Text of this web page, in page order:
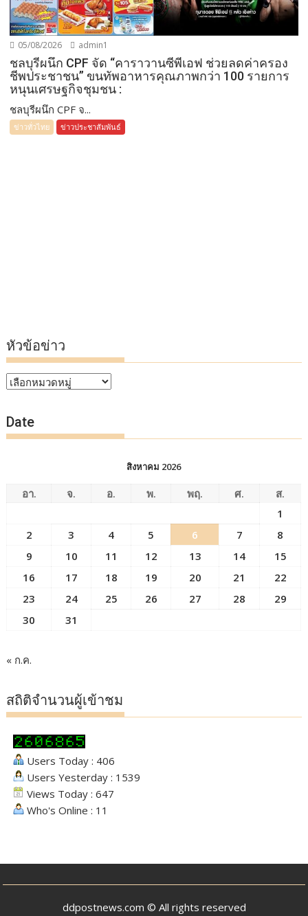
05/08/2026 admin1
ชลบุรีผนึก CPF จัด “คาราวานซีพีเอฟ ช่วยลดค่าครอง
ชีพประชาชน” ขนทัพอาหารคุณภาพกว่า 100 รายการ
หนุนเศรษฐกิจชุมชน :
ชลบุรีผนึก CPF จ...
ข่าวทั่วไทย ข่าวประชาสัมพันธ์
หัวข้อข่าว
หัวข้อ
Date
สิงหาคม 2026
อา. จ. อ. พ. พฤ. ศ.
ส.
1
2
3 4 5 6 7
8
9
10 11 12 13 14
15
16
17 18 19 20 21
22
23
24 25 26 27 28
29
30
31
« ก.ค.
สถิติจำนวนผู้เข้าชม
Users Today : 406
Users Yesterday : 1539
Views Today : 647
Who's Online : 11
ddpostnews.com © All rights reserved